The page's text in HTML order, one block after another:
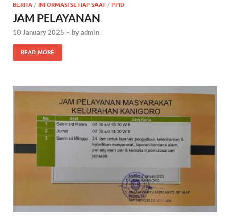
BERITA / INFORMASI SETIAP SAAT / PPID
JAM PELAYANAN
10 January 2025 - byadmin
READ MORE